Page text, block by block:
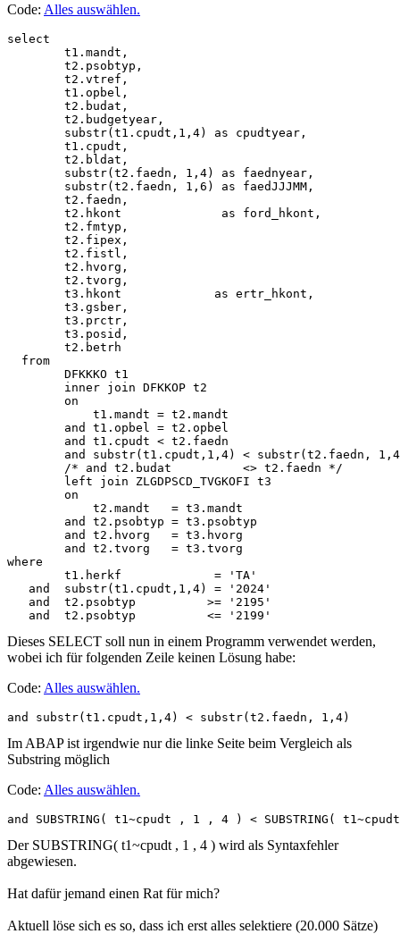
Code: Alles auswählen.
select
        t1.mandt,
        t2.psobtyp,
        t2.vtref,
        t1.opbel,
        t2.budat,
        t2.budgetyear,
        substr(t1.cpudt,1,4) as cpudtyear,
        t1.cpudt,
        t2.bldat,
        substr(t2.faedn, 1,4) as faednyear,
        substr(t2.faedn, 1,6) as faedJJJMM,
        t2.faedn,
        t2.hkont              as ford_hkont,
        t2.fmtyp,
        t2.fipex,
        t2.fistl,
        t2.hvorg,
        t2.tvorg,
        t3.hkont             as ertr_hkont,
        t3.gsber,
        t3.prctr,
        t3.posid,
        t2.betrh
  from
        DFKKKO t1
        inner join DFKKOP t2
        on
            t1.mandt = t2.mandt
        and t1.opbel = t2.opbel
        and t1.cpudt < t2.faedn
and substr(t1.cpudt,1,4) < substr(t2.faedn,
        /* and t2.budat          <> t2.faedn */
        left join ZLGDPSCD_TVGKOFI t3
        on
            t2.mandt   = t3.mandt
        and t2.psobtyp = t3.psobtyp
        and t2.hvorg   = t3.hvorg
        and t2.tvorg   = t3.tvorg
where
        t1.herkf             = 'TA'
   and  substr(t1.cpudt,1,4) = '2024'
   and  t2.psobtyp          >= '2195'
Dieses SELECT soll nun in einem Programm verwendet werden,
wobei ich für folgenden Zeile keinen Lösung habe:
Code: Alles auswählen.
and substr(t1.cpudt,1,4) < substr(t2.faedn, 1,4)
Im ABAP ist irgendwie nur die linke Seite beim Vergleich als
Substring möglich
Code: Alles auswählen.
and SUBSTRING( t1~cpudt , 1 , 4 ) < SUBSTRING(
Der SUBSTRING( t1~cpudt , 1 , 4 ) wird als Syntaxfehler
abgewiesen.
Hat dafür jemand einen Rat für mich?
Aktuell löse sich es so, dass ich erst alles selektiere (20.000 Sätze)